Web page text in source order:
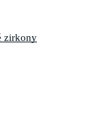
zirkony